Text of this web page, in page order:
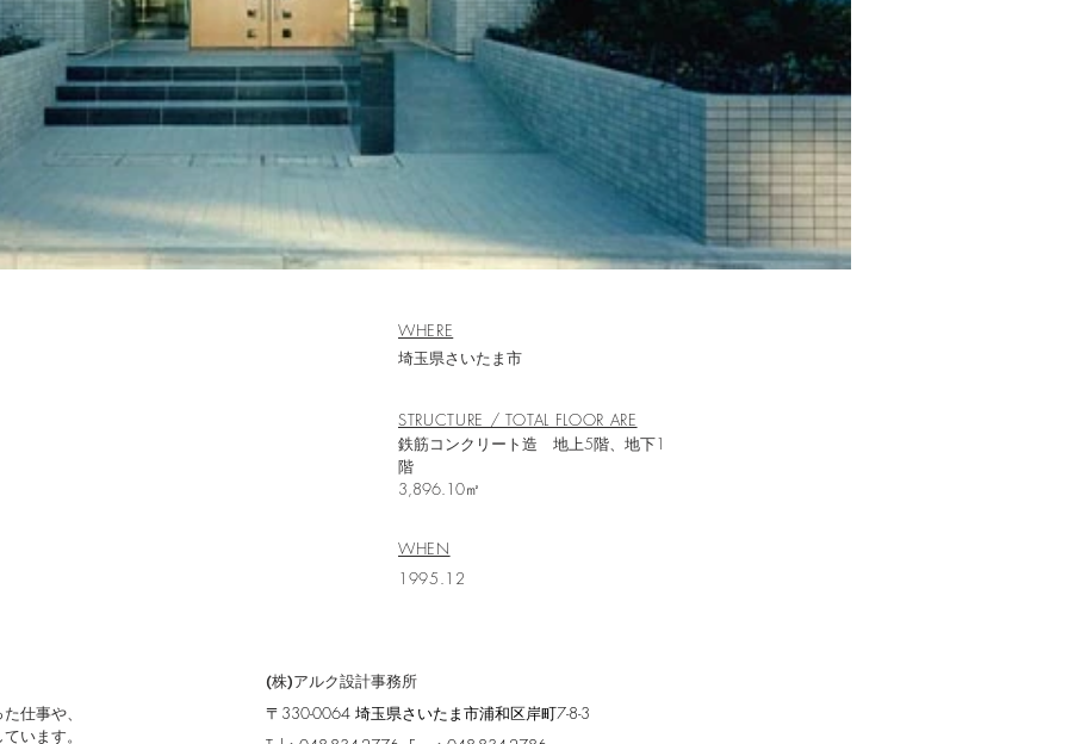
WHERE
埼玉県さいたま市
STRUCTURE / TOTAL FLOOR ARE
鉄筋コンクリート造 地上5階、地下1
階
3,896.10㎡
WHEN
1995.12
仕事や、
います。
(株)アルク設計事務所
〒330-0064 埼玉県さいたま市浦和区岸町7-8-3